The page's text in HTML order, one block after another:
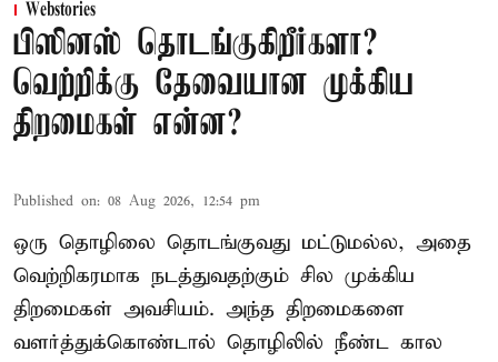
Webstories
பிஸினஸ் தொடங்குகிறீர்களா?
வெற்றிக்கு தேவையான முக்கிய
திறமைகள் என்ன?
Published on: 08 Aug 2026, 12:54 pm
ஒரு தொழிலை தொடங்குவது மட்டுமல்ல, அதை
வெற்றிகரமாக நடத்துவதற்கும் சில முக்கிய
திறமைகள் அவசியம். அந்த திறமைகளை
வளர்த்துக்கொண்டால் தொழிலில் நீண்ட கால